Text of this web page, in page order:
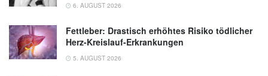
6. AUGUST 2026
Fettleber: Drastisch erhöhtes Risiko tödlicher
Herz-Kreislauf-Erkrankungen
5. AUGUST 2026